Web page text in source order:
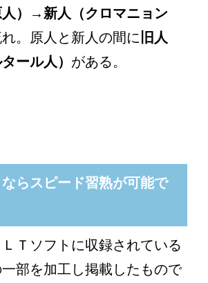
人）→新人（クロマニョン
。原人と新人の間に 旧人
ール人） がある。
らスピード習熟が可能で
Ｔソフトに収録されている
部を加工し掲載したもので